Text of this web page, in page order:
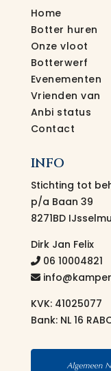
Home
Botter huren
Onze vloot
Botterwerf
Evenementen
Vrienden van
Anbi status
Contact
INFO
Stichting tot
p/a Baan 39
8271BD
Dirk Jan Felix
06 10004821
KVK: 41025077
Bank: NL 16